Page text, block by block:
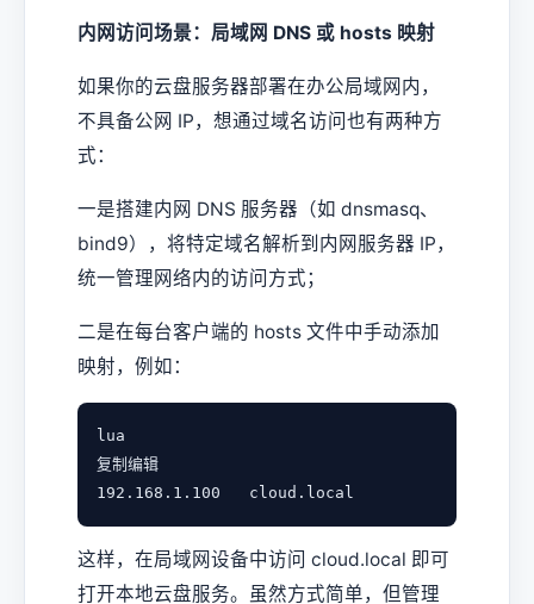
内网访问场景：局域网 DNS 或 hosts 映射
如果你的云盘服务器部署在办公局域网内，
不具备公网 IP，想通过域名访问也有两种方
式：
一是搭建内网 DNS 服务器（如 dnsmasq、
bind9），将特定域名解析到内网服务器 IP，
统一管理网络内的访问方式；
二是在每台客户端的 hosts 文件中手动添加
映射，例如：
lua
复制编辑
这样，在局域网设备中访问 cloud.local 即可
打开本地云盘服务。虽然方式简单，但管理